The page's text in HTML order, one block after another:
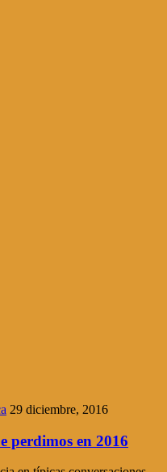
29 diciembre, 2016
perdimos en 2016